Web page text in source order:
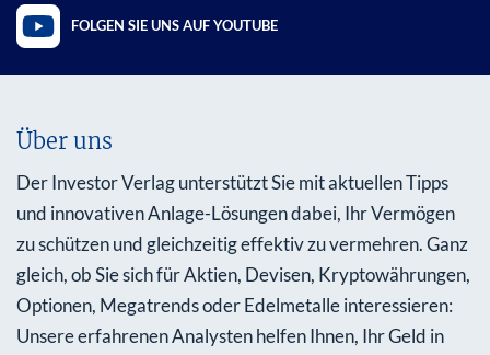
FOLGEN SIE UNS AUF YOUTUBE
Über uns
Der Investor Verlag unterstützt Sie mit aktuellen Tipps
und innovativen Anlage-Lösungen dabei, Ihr Vermögen
zu schützen und gleichzeitig effektiv zu vermehren. Ganz
gleich, ob Sie sich für Aktien, Devisen, Kryptowährungen,
Optionen, Megatrends oder Edelmetalle interessieren:
Unsere erfahrenen Analysten helfen Ihnen, Ihr Geld in